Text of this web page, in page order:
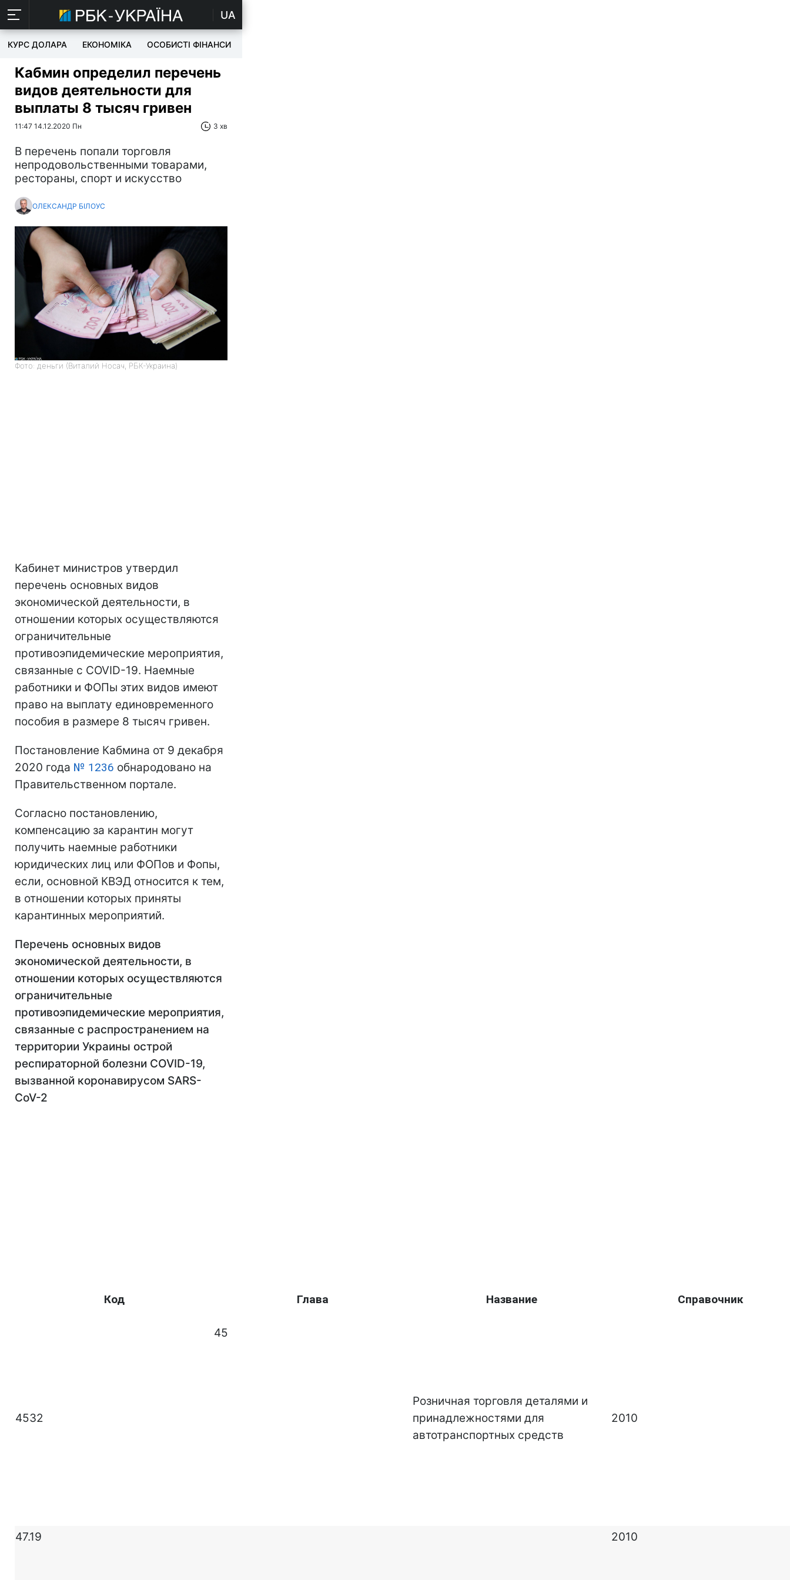
UA
КУРС ДОЛАРА ЕКОНОМІКА ОСОБИСТІ ФІНАНСИ
Кабмин определил перечень
видов деятельности для
выплаты 8 тысяч гривен
11:47 14.12.2020 Пн 3 хв
В перечень попали торговля
непродовольственными товарами,
рестораны, спорт и искусство
ОЛЕКСАНДР БІЛОУС
Фото: деньги (Виталий Носач, РБК-Украина)
Кабинет министров утвердил
перечень основных видов
экономической деятельности, в
отношении которых осуществляются
ограничительные
противоэпидемические мероприятия,
связанные с COVID-19. Наемные
работники и ФОПы этих видов имеют
право на выплату единовременного
пособия в размере 8 тысяч гривен.
Постановление Кабмина от 9 декабря
2020 года № 1236 обнародовано на
Правительственном портале.
Согласно постановлению,
компенсацию за карантин могут
получить наемные работники
юридических лиц или ФОПов и Фопы,
если, основной КВЭД относится к тем,
в отношении которых приняты
карантинных мероприятий.
Перечень основных видов
экономической деятельности, в
отношении которых осуществляются
ограничительные
противоэпидемические мероприятия,
связанные с распространением на
территории Украины острой
респираторной болезни COVID-19,
вызванной коронавирусом SARS-
CoV-2
Код Глава Название Справочник
4532
45
Розничная торговля деталями и
принадлежностями для
автотранспортных средств
2010
47.19 2010